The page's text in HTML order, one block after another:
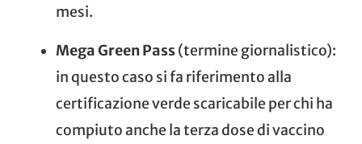
mesi.
Mega Green Pass(termine giornalistico):
in questo caso si fa riferimento alla
certificazione verde scaricabile per chi ha
compiuto anche la terza dose di vaccino